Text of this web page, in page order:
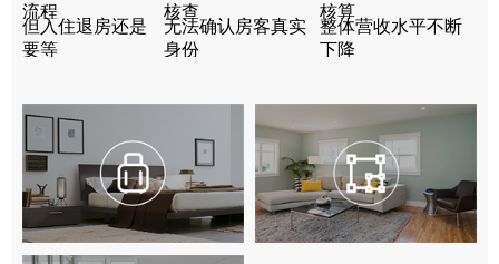
核查
无法确认房客真实
身份
核算
整体营收水平不断
下降
流程
但入住退房还是
要等